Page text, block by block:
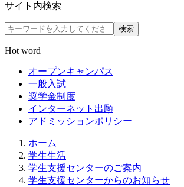
サイト内検索
検索
Hot word
オープンキャンパス
一般入試
奨学金制度
インターネット出願
アドミッションポリシー
ホーム
学生生活
学生支援センターのご案内
学生支援センターからのお知らせ